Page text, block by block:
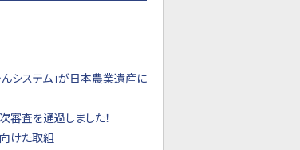
システム」が日本農業遺産に
審査を通過しました！
けた取組